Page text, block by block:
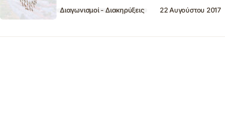
Διαγωνισμοί - Διακηρύξεις 22 Αυγούστου 2017